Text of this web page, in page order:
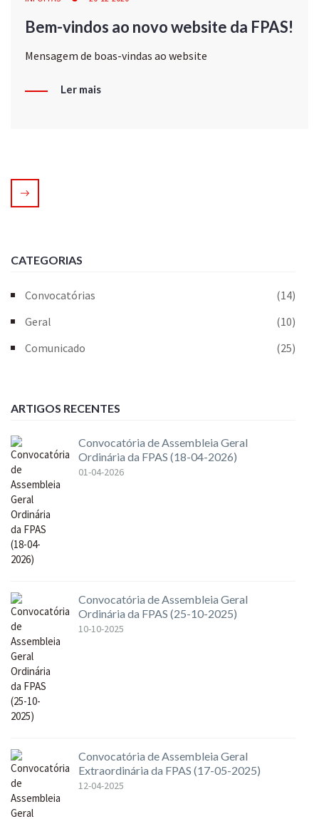
Bem-vindos ao novo website da FPAS!
Mensagem de boas-vindas ao website
Ler mais
CATEGORIAS
Convocatórias
(14)
Geral
(10)
Comunicado
(25)
ARTIGOS RECENTES
Convocatória de Assembleia Geral
Ordinária da FPAS (18-04-2026)
01-04-2026
Convocatória de Assembleia Geral
Ordinária da FPAS (25-10-2025)
10-10-2025
Convocatória de Assembleia Geral
Extraordinária da FPAS (17-05-2025)
12-04-2025